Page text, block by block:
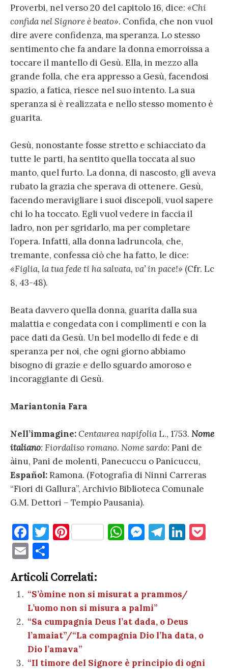
Proverbi, nel verso 20 del capitolo 16, dice: «Chi
confida nel Signore è beato». Confida, che non vuol
dire avere confidenza, ma speranza. Lo stesso
sentimento che fa andare la donna emorroissa a
toccare il mantello di Gesù. Ella, in mezzo alla
grande folla, che era appresso a Gesù, facendosi
spazio, a fatica, riesce nel suo intento. La sua
speranza si è realizzata e nello stesso momento è
guarita.
Gesù, nonostante fosse stretto e schiacciato da
tutte le parti, ha sentito quella toccata al suo
manto, quel furto. La donna, di nascosto, gli aveva
rubato la grazia che sperava di ottenere. Gesù,
facendo meravigliare i suoi discepoli, vuol sapere
chi lo ha toccato. Egli vuol vedere in faccia il
ladro, non per sgridarlo, ma per completare
l’opera. Infatti, alla donna ladruncola, che,
tremante, confessa ciò che ha fatto, le dice:
«Figlia, la tua fede ti ha salvata, va’ in pace!» (Cfr. Lc
8, 43-48).
Beata davvero quella donna, guarita dalla sua
malattia e congedata con i complimenti e con la
pace dati da Gesù. Un bel modello di fede e di
speranza per noi, che ogni giorno abbiamo
bisogno di grazie e dello sguardo amoroso e
incoraggiante di Gesù.
Mariantonia Fara
Nell’immagine:Centaurea napifoliaL., 1753. Nome
italiano: Fiordaliso romano. Nome sardo: Pani de
àinu, Pani de molenti, Panecuccu o Panicuccu,
Español:Ramona. (Fotografia di Ninni Carreras
“Fiori di Gallura”, Archivio Biblioteca Comunale
G.M. Dettori – Tempio Pausania).
F
a
c
e
b
o
o
k
T
te
r
Pi
es
t
W
A
p
p
M
g
er
T
a
m
Li
dI
E
m
ai
l
n
di
vi
di
Articoli Correlati:
“S’òmine non si misurat a prammos/
L’uomo non si misura a palmi”
“Sa cumpagnia Deus l’at dada, o Deus
l’amaiat”/“La compagnia Dio l’ha data, o
Dio l’amava”
“Il timore del Signore è principio di ogni